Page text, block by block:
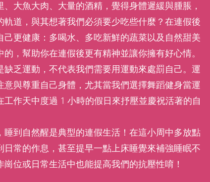
大魚大肉、大量的酒精，覺得身體遲緩與腫脹，
道，與其想著我們必須要少吃些什麼？在連假後
更健康：多喝水、多吃新鮮的蔬菜以及自然甜美
，幫助你在連假後更有精神並讓你擁有好心情。
乏運動，不代表我們需要用運動來處罰自己。運
與尊重自己身體，尤其當我們選擇舞蹈健身當運
作天中度過 1 小時的假日來抒壓並慶祝活著的自
到自然醒是典型的連假生活！在這小周中多放點
常的作息，甚至提早一點上床睡覺來補強睡眠不
位或日常生活中也能提高我們的抗壓性唷！